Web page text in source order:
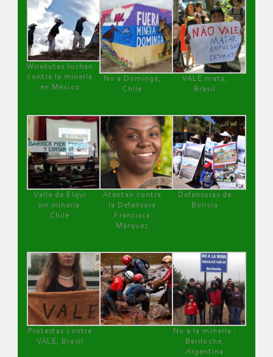
Wirakutas luchan
contra la minería
en México
No a Dominga,
Chile
VALE mata,
Brasil
Valle de Elqui
sin minería.
Chile
Atentan contra
la Defensora
Francisca
Márquez
Defensoras de
Bolivia
Protestas contra
VALE, Brasil
No a la minería ,
Bariloche,
Argentina